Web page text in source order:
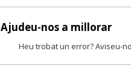
Ajudeu-nos a millorar
Heu trobat un error? Aviseu-